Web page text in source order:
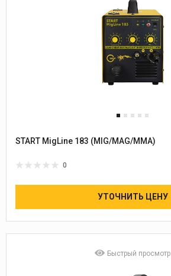
START MigLine 183 (MIG/MAG/MMA)
0
УТОЧНИТЬ ЦЕНУ
Быстрый просмотр